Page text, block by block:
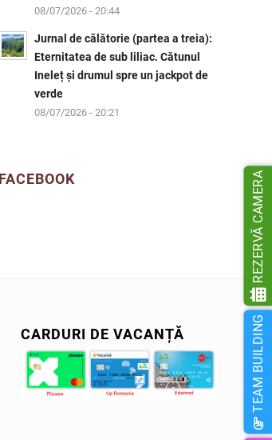
08/07/2026 - 20:44
Jurnal de călătorie (partea a treia):
Eternitatea de sub liliac. Cătunul
Ineleț și drumul spre un jackpot de
verde
08/07/2026 - 20:21
FACEBOOK
CARDURI DE VACANȚĂ
REZERVĂ CAMERA
TEAM BUILDING